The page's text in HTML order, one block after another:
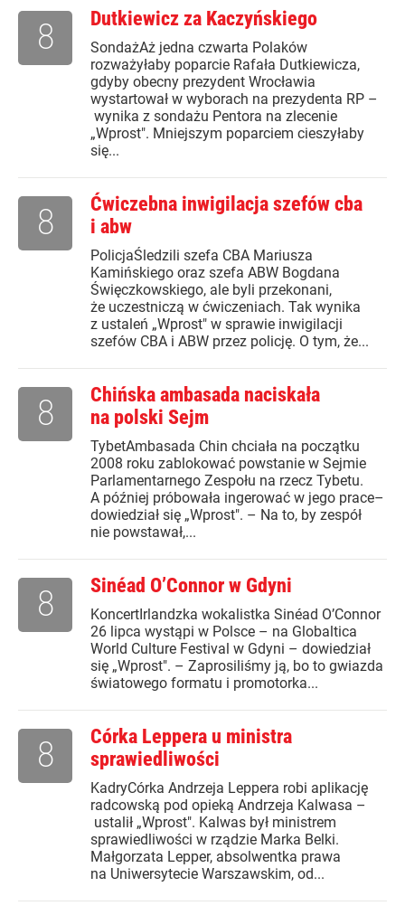
Dutkiewicz za Kaczyńskiego
SondażAż jedna czwarta Polaków
rozważyłaby poparcie Rafała Dutkiewicza,
gdyby obecny prezydent Wrocławia
wystartował w wyborach na prezydenta RP –
wynika z sondażu Pentora na zlecenie
„Wprost". Mniejszym poparciem cieszyłaby
się...
8
Ćwiczebna inwigilacja szefów cba
i abw
PolicjaŚledzili szefa CBA Mariusza
Kamińskiego oraz szefa ABW Bogdana
Święczkowskiego, ale byli przekonani,
że uczestniczą w ćwiczeniach. Tak wynika
z ustaleń „Wprost" w sprawie inwigilacji
szefów CBA i ABW przez policję. O tym, że...
8
Chińska ambasada naciskała
na polski Sejm
TybetAmbasada Chin chciała na początku
2008 roku zablokować powstanie w Sejmie
Parlamentarnego Zespołu na rzecz Tybetu.
A później próbowała ingerować w jego prace–
dowiedział się „Wprost". – Na to, by zespół
nie powstawał,...
8
Sinéad O’Connor w Gdyni
KoncertIrlandzka wokalistka Sinéad O’Connor
26 lipca wystąpi w Polsce – na Globaltica
World Culture Festival w Gdyni – dowiedział
się „Wprost". – Zaprosiliśmy ją, bo to gwiazda
światowego formatu i promotorka...
8
Córka Leppera u ministra
sprawiedliwości
KadryCórka Andrzeja Leppera robi aplikację
radcowską pod opieką Andrzeja Kalwasa –
ustalił „Wprost". Kalwas był ministrem
sprawiedliwości w rządzie Marka Belki.
Małgorzata Lepper, absolwentka prawa
na Uniwersytecie Warszawskim, od...
8